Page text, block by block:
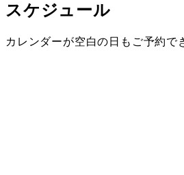
スケジュール
カレンダーが空白の日もご予約で